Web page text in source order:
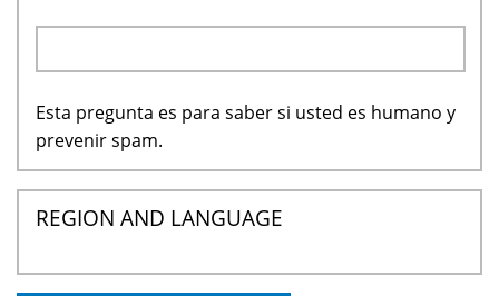
Esta pregunta es para saber si usted es humano y
prevenir spam.
Pestañas
verticales
REGION AND LANGUAGE